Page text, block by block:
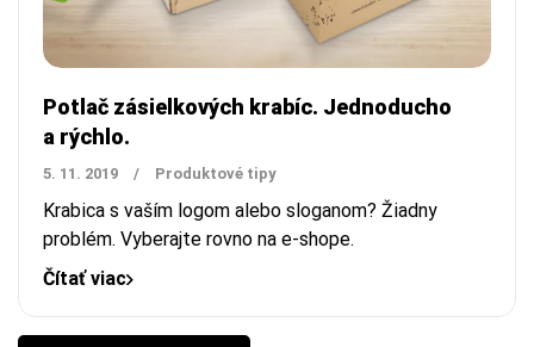
Potlač zásielkových krabíc. Jednoducho
a rýchlo.
5. 11. 2019 / Produktové tipy
Krabica s vaším logom alebo sloganom? Žiadny
problém. Vyberajte rovno na e-shope.
Čítať viac